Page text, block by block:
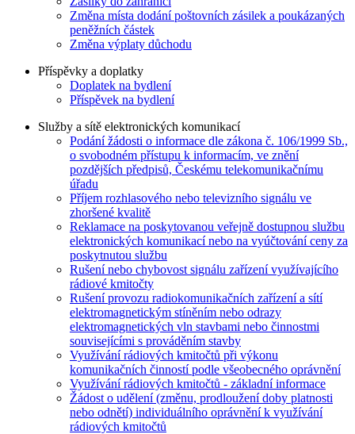
Změna místa dodání poštovních zásilek a poukázaných
peněžních částek
Změna výplaty důchodu
Příspěvky a doplatky
Doplatek na bydlení
Příspěvek na bydlení
Služby a sítě elektronických komunikací
Podání žádosti o informace dle zákona č. 106/1999 Sb.,
o svobodném přístupu k informacím, ve znění
pozdějších předpisů, Českému telekomunikačnímu
úřadu
Příjem rozhlasového nebo televizního signálu ve
zhoršené kvalitě
Reklamace na poskytovanou veřejně dostupnou službu
elektronických komunikací nebo na vyúčtování ceny za
poskytnutou službu
Rušení nebo chybovost signálu zařízení využívajícího
rádiové kmitočty
Rušení provozu radiokomunikačních zařízení a sítí
elektromagnetickým stíněním nebo odrazy
elektromagnetických vln stavbami nebo činnostmi
souvisejícími s prováděním stavby
Využívání rádiových kmitočtů při výkonu
komunikačních činností podle všeobecného oprávnění
Využívání rádiových kmitočtů - základní informace
Žádost o udělení (změnu, prodloužení doby platnosti
nebo odnětí) individuálního oprávnění k využívání
rádiových kmitočtů